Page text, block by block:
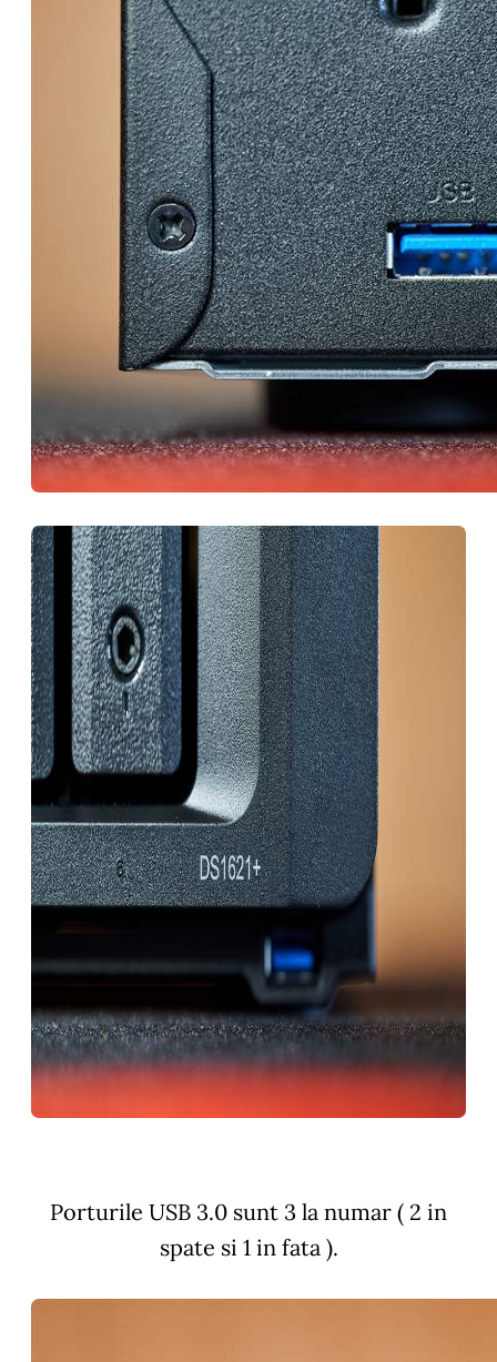
Porturile USB 3.0 sunt 3 la numar ( 2 in
spate si 1 in fata ).